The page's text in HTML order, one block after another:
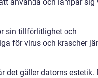
använda och lämpar sig
sin tillförlitlighet och
för virus och krascher
det gäller datorns estetik.